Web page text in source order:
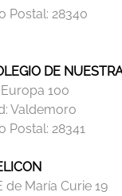
Postal: 28340
DE
100
Valdemoro
Postal: 28341
de María Curie 19